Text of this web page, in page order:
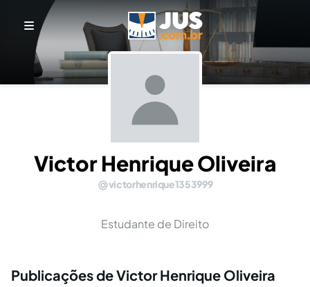
Victor Henrique Oliveira
victorhenrique1353999
Estudante de Direito
Publicações de Victor Henrique Oliveira